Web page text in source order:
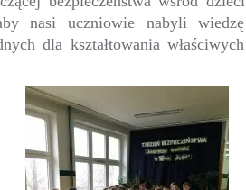
nasi uczniowie nabyli wiedzę
dla kształtowania właściwych